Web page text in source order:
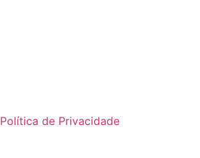
Política de Privacidade